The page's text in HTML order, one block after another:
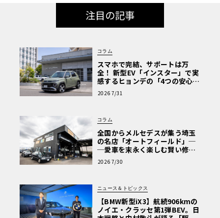
注目の記事
コラム
スマホで完結、サポートは万
全！ 新型EV「インスター」で実
感するヒョンデの「4つの安心」
【第1回・ヒョンデ6つの疑問：
Why? Hyundai?】〈PR〉
2026 7/31
コラム
全国からメルセデスが集う埼玉
の名店「オートフィールド」─
─愛車を末永く楽しむ賢い修理
術と、プロがフックス製オイル
を選ぶ理由〈PR〉
2026 7/30
ニュース＆トピックス
【BMW新型iX3】航続906kmの
ノイエ・クラッセ第1弾BEV。日